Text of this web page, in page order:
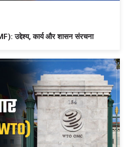
उद्देश्य, कार्य और शासन संरचना